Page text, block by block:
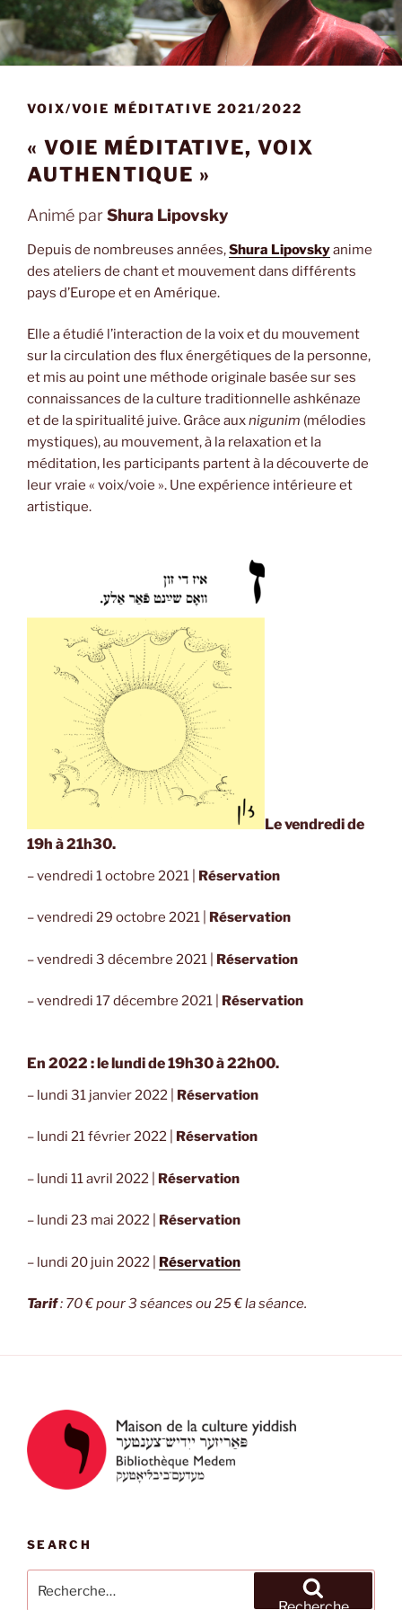
VOIX/VOIE MÉDITATIVE 2021/2022
« VOIE MÉDITATIVE, VOIX
AUTHENTIQUE »
Animé parShura Lipovsky
Depuis de nombreuses années,Shura Lipovskyanime
des ateliers de chant et mouvement dans différents
pays d’Europe et en Amérique.
Elle a étudié l’interaction de la voix et du mouvement
sur la circulation des flux énergétiques de la personne,
et mis au point une méthode originale basée sur ses
connaissances de la culture traditionnelle ashkénaze
et de la spiritualité juive. Grâce auxnigunim (mélodies
mystiques), au mouvement, à la relaxation et la
méditation, les participants partent à la découverte de
leur vraie « voix/voie ». Une expérience intérieure et
artistique.
Le vendredi de
19h à 21h30.
– vendredi 1 octobre 2021 | Réservation
– vendredi 29 octobre 2021 | Réservation
– vendredi 3 décembre 2021 | Réservation
– vendredi 17 décembre 2021 | Réservation
En 2022 : le lundi de 19h30 à 22h00.
– lundi 31 janvier 2022 | Réservation
– lundi 21 février 2022 | Réservation
– lundi 11 avril 2022 | Réservation
– lundi 23 mai 2022 | Réservation
– lundi 20 juin 2022 | Réservation
Tarif: 70 € pour 3 séances ou 25 € la séance.
SEARCH
pour